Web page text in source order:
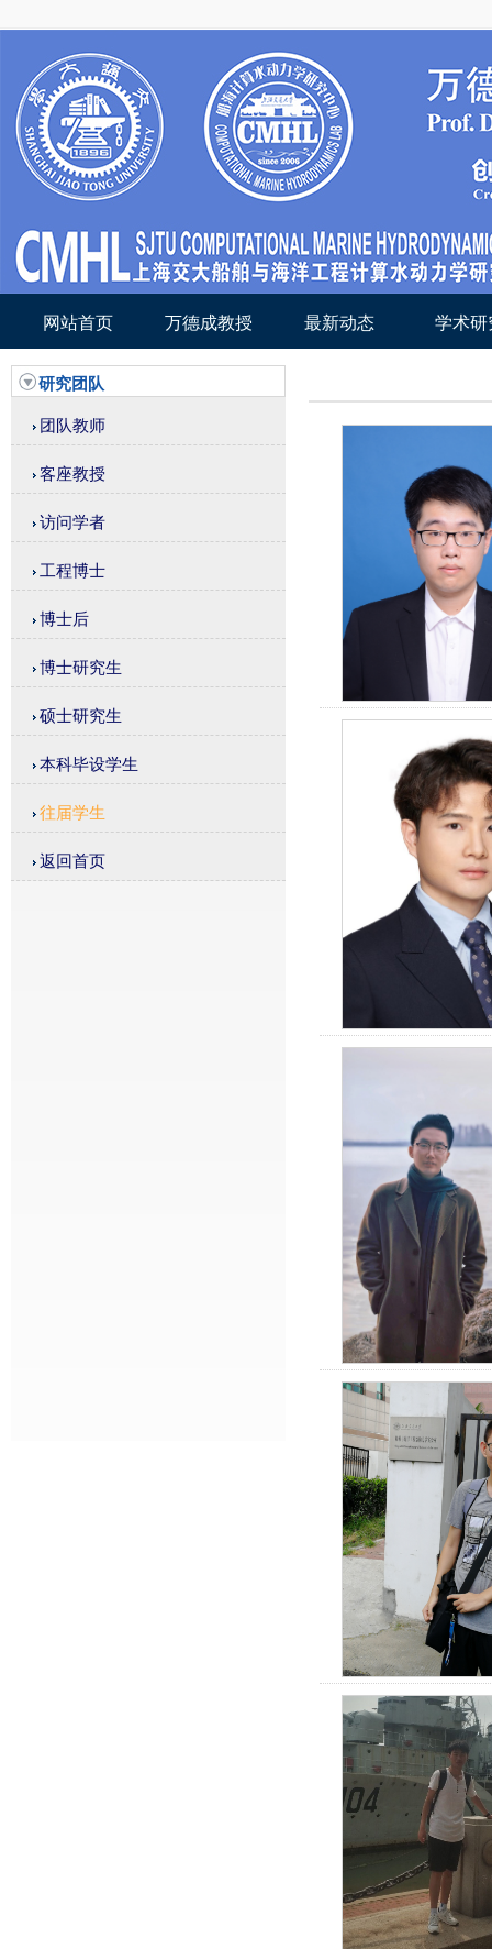
网站首页 万德成教授 最新动态 学术研
研究团队
团队教师
客座教授
访问学者
工程博士
博士后
博士研究生
硕士研究生
本科毕设学生
往届学生
返回首页